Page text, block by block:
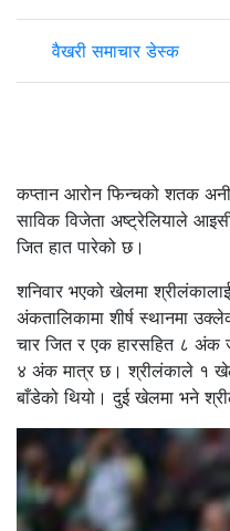
वैखरी समाचार डेस्क
कप्तान आरोन फिन्चको शतक अनी
साविक विजेता अष्ट्रेलियाले
जित हात पारेको छ।
शनिवार भएको खेलमा
अंकतालिकामा शीर्ष स्थानमा
चार जित र एक हारसहित ८
४ अंक मात्र छ। श्रीलंकाले १
बाँडेको थियो। दुई खेलमा भने